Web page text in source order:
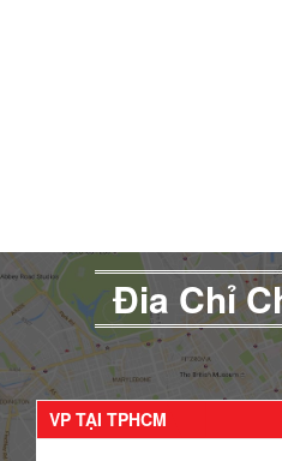
Đia Chỉ
VP TẠI TPHCM